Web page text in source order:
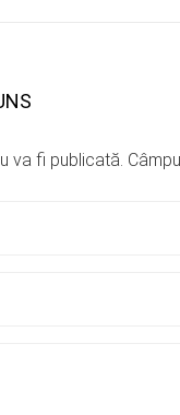
va fi publicată.